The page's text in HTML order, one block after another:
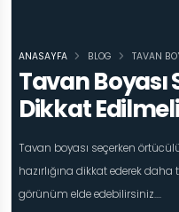
Tavan Boyası
Dikkat
Tavan boyası seçerken
hazırlığına dikkat ederek
görünüm elde edebilirsiniz....
ANASAYFA BLOG TAVAN